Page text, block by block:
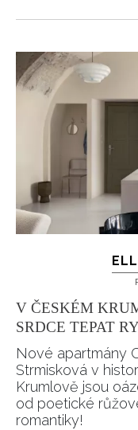
V ČESKÉM
SRDCE TEPAT
Nové apartmány
Strmisková v
Krumlově jsou
od poetické
romantiky!